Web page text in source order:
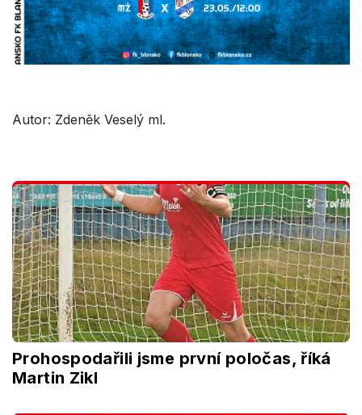
Autor: Zdeněk Veselý ml.
Prohospodařili jsme první poločas, říká
Martin Zikl